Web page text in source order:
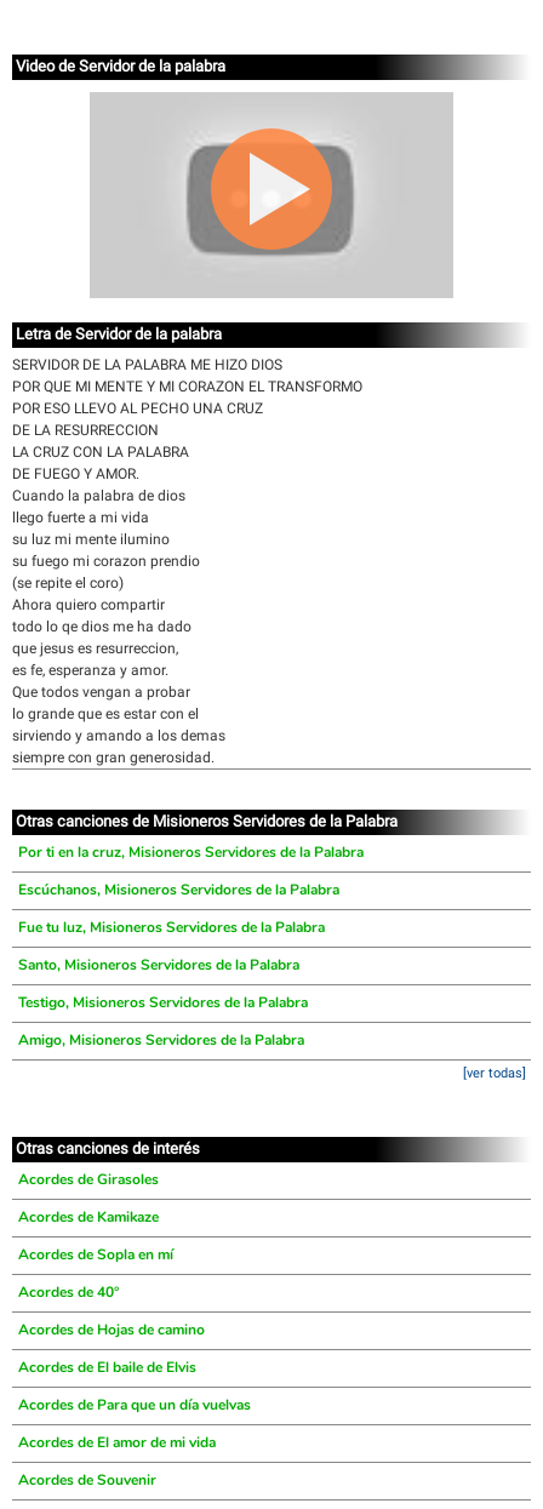
Video de Servidor de la palabra
Letra de Servidor de la palabra
SERVIDOR DE LA PALABRA ME HIZO DIOS
POR QUE MI MENTE Y MI CORAZON EL TRANSFORMO
POR ESO LLEVO AL PECHO UNA CRUZ
DE LA RESURRECCION
LA CRUZ CON LA PALABRA
DE FUEGO Y AMOR.
Cuando la palabra de dios
llego fuerte a mi vida
su luz mi mente ilumino
su fuego mi corazon prendio
(se repite el coro)
Ahora quiero compartir
todo lo qe dios me ha dado
que jesus es resurreccion,
es fe, esperanza y amor.
Que todos vengan a probar
lo grande que es estar con el
sirviendo y amando a los demas
siempre con gran generosidad.
Otras canciones de Misioneros Servidores de la Palabra
Por ti en la cruz, Misioneros Servidores de la Palabra
Escúchanos, Misioneros Servidores de la Palabra
Fue tu luz, Misioneros Servidores de la Palabra
Santo, Misioneros Servidores de la Palabra
Testigo, Misioneros Servidores de la Palabra
Amigo, Misioneros Servidores de la Palabra
[ver todas]
Otras canciones de interés
Acordes de Girasoles
Acordes de Kamikaze
Acordes de Sopla en mí
Acordes de 40°
Acordes de Hojas de camino
Acordes de El baile de Elvis
Acordes de Para que un día vuelvas
Acordes de El amor de mi vida
Acordes de Souvenir